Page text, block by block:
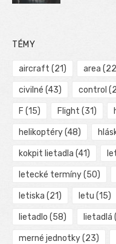
TÉMY
aircraft (21) area
civilné (43) control
F (15) Flight (31)
helikoptéry(48)
kokpit lietadla (41)
letecké termíny(50)
letiska (21) letu (15)
lietadlo (58) lietadlá
merné jednotky(23)